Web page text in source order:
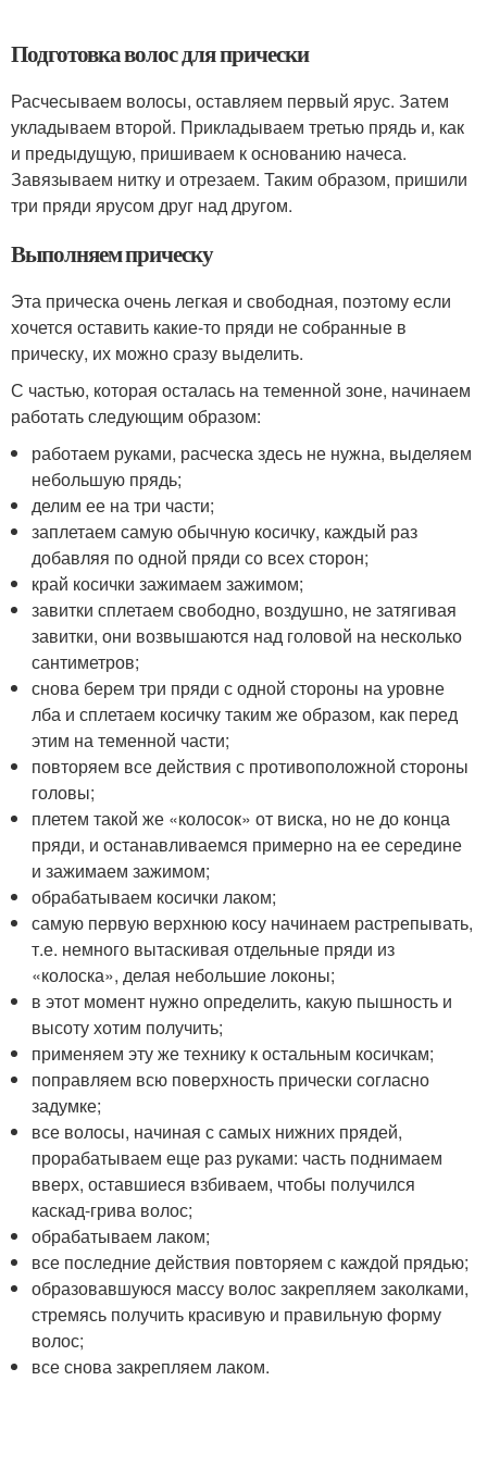
Подготовка волос для прически
Расчесываем волосы, оставляем первый ярус. Затем
укладываем второй. Прикладываем третью прядь и, как
и предыдущую, пришиваем к основанию начеса.
Завязываем нитку и отрезаем. Таким образом, пришили
три пряди ярусом друг над другом.
Выполняем прическу
Эта прическа очень легкая и свободная, поэтому если
хочется оставить какие-то пряди не собранные в
прическу, их можно сразу выделить.
С частью, которая осталась на теменной зоне, начинаем
работать следующим образом:
работаем руками, расческа здесь не нужна, выделяем
небольшую прядь;
делим ее на три части;
заплетаем самую обычную косичку, каждый раз
добавляя по одной пряди со всех сторон;
край косички зажимаем зажимом;
завитки сплетаем свободно, воздушно, не затягивая
завитки, они возвышаются над головой на несколько
сантиметров;
снова берем три пряди с одной стороны на уровне
лба и сплетаем косичку таким же образом, как перед
этим на теменной части;
повторяем все действия с противоположной стороны
головы;
плетем такой же «колосок» от виска, но не до конца
пряди, и останавливаемся примерно на ее середине
и зажимаем зажимом;
обрабатываем косички лаком;
самую первую верхнюю косу начинаем растрепывать,
т.е. немного вытаскивая отдельные пряди из
«колоска», делая небольшие локоны;
в этот момент нужно определить, какую пышность и
высоту хотим получить;
применяем эту же технику к остальным косичкам;
поправляем всю поверхность прически согласно
задумке;
все волосы, начиная с самых нижних прядей,
прорабатываем еще раз руками: часть поднимаем
вверх, оставшиеся взбиваем, чтобы получился
каскад-грива волос;
обрабатываем лаком;
все последние действия повторяем с каждой прядью;
образовавшуюся массу волос закрепляем заколками,
стремясь получить красивую и правильную форму
волос;
все снова закрепляем лаком.